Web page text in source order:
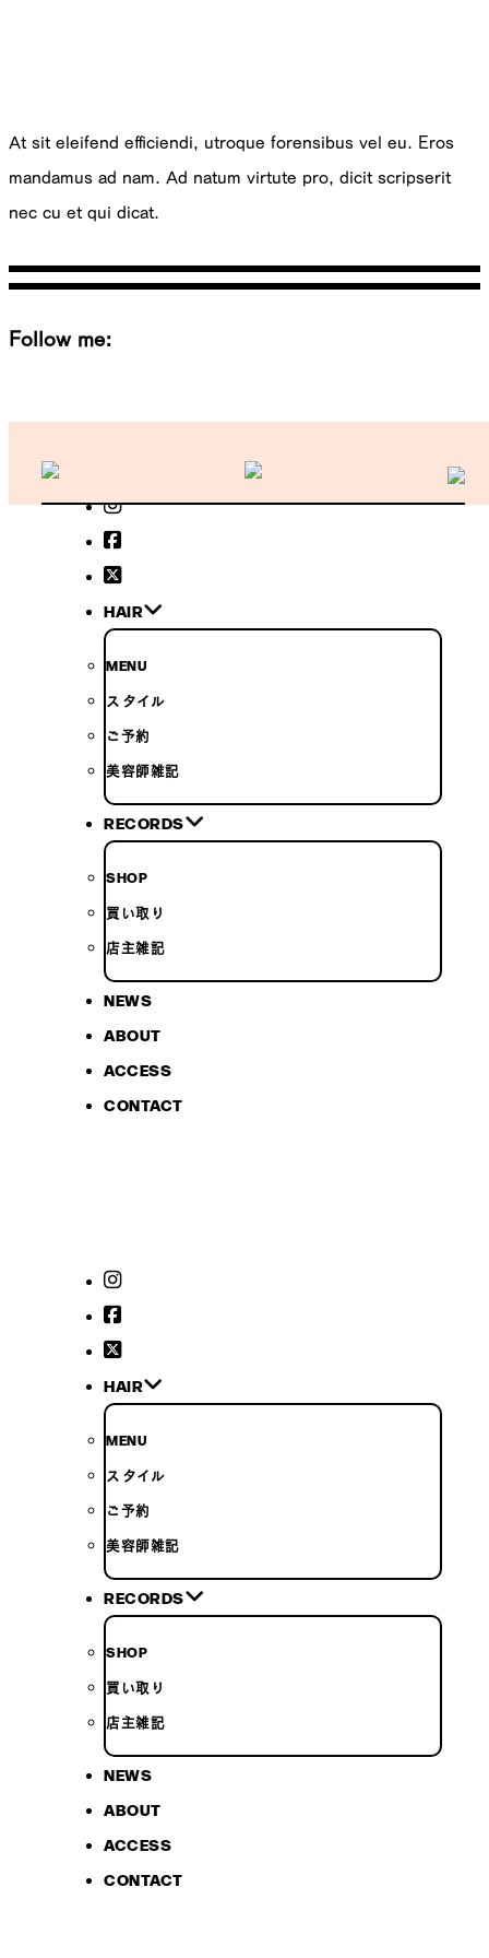
At sit eleifend efficiendi, utroque forensibus vel eu. Eros
mandamus ad nam. Ad natum virtute pro, dicit scripserit
nec cu et qui dicat.
Follow me:
HAIR
MENU
スタイル
ご予約
美容師雑記
RECORDS
SHOP
買い取り
店主雑記
NEWS
ABOUT
ACCESS
CONTACT
HAIR
MENU
スタイル
ご予約
美容師雑記
RECORDS
SHOP
買い取り
店主雑記
NEWS
ABOUT
ACCESS
CONTACT